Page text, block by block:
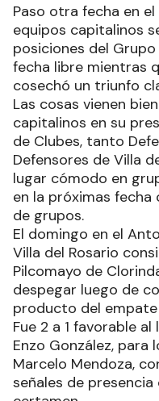
Paso otra fecha en
equipos capitalinos
posiciones del
fecha libre mientras
cosechó un triunfo
Las cosas vienen
capitalinos en su
de Clubes, tanto
Defensores de Villa
lugar cómodo en
en la próximas fecha
de grupos.
El domingo en el
Villa del Rosario
Pilcomayo de
despegar luego de
producto del
Fue 2 a 1 favorable
Enzo González,
Marcelo Mendoza,
señales de